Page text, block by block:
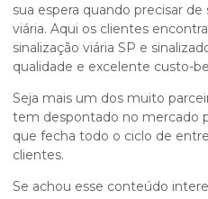
sua espera quando precisar de
viária. Aqui os clientes
sinalização viária SP e
qualidade e excelente custo-
Seja mais um dos muito
tem despontado no mercado
que fecha todo o ciclo de
clientes.
Se achou esse conteúdo